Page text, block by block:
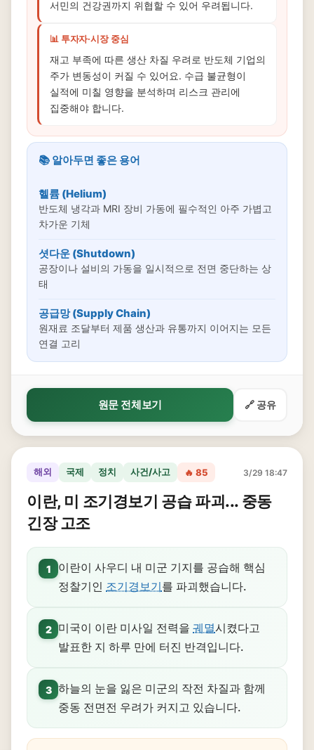
서민의 건강권까지 위협할 수 있어 우려됩니다.
📊 투자자·시장 중심
재고 부족에 따른 생산 차질 우려로 반도체 기업의
주가 변동성이 커질 수 있어요. 수급 불균형이
실적에 미칠 영향을 분석하며 리스크 관리에
집중해야 합니다.
📚 알아두면 좋은 용어
헬륨 (Helium)
반도체 냉각과 MRI 장비 가동에 필수적인 아주 가볍고
차가운 기체
셧다운 (Shutdown)
공장이나 설비의 가동을 일시적으로 전면 중단하는 상
태
공급망 (Supply Chain)
원재료 조달부터 제품 생산과 유통까지 이어지는 모든
연결 고리
원문 전체보기 🔗 공유
해외 국제 정치 사건/사고 🔥 85 3/29 18:47
이란, 미 조기경보기 공습 파괴... 중동
긴장 고조
1
이란이 사우디 내 미군 기지를 공습해 핵심
정찰기인 조기경보기를 파괴했습니다.
2 미국이 이란 미사일 전력을 궤멸시켰다고
발표한 지 하루 만에 터진 반격입니다.
3 하늘의 눈을 잃은 미군의 작전 차질과 함께
중동 전면전 우려가 커지고 있습니다.